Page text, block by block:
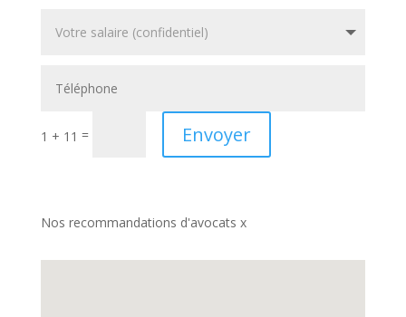
1 + 11 = Envoyer
Nos recommandations d'avocats x